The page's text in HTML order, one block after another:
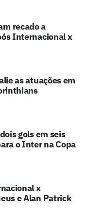
recado a
Internacional x
as atuações em
gols em seis
o Inter na Copa
x
e Alan Patrick